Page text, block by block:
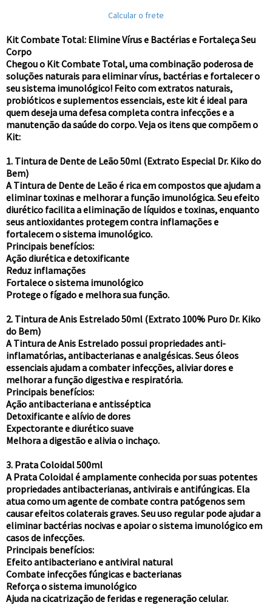
Calcular o frete
Kit Combate Total: Elimine Vírus e Bactérias e Fortaleça Seu
Corpo
Chegou o Kit Combate Total, uma combinação poderosa de
soluções naturais para eliminar vírus, bactérias e fortalecer o
seu sistema imunológico! Feito com extratos naturais,
probióticos e suplementos essenciais, este kit é ideal para
quem deseja uma defesa completa contra infecções e a
manutenção da saúde do corpo. Veja os itens que compõem o
Kit:
1. Tintura de Dente de Leão 50ml (Extrato Especial Dr. Kiko do
Bem)
A Tintura de Dente de Leão é rica em compostos que ajudam a
eliminar toxinas e melhorar a função imunológica. Seu efeito
diurético facilita a eliminação de líquidos e toxinas, enquanto
seus antioxidantes protegem contra inflamações e
fortalecem o sistema imunológico.
Principais benefícios:
Ação diurética e detoxificante
Reduz inflamações
Fortalece o sistema imunológico
Protege o fígado e melhora sua função.
2. Tintura de Anis Estrelado 50ml (Extrato 100% Puro Dr. Kiko
do Bem)
A Tintura de Anis Estrelado possui propriedades anti-
inflamatórias, antibacterianas e analgésicas. Seus óleos
essenciais ajudam a combater infecções, aliviar dores e
melhorar a função digestiva e respiratória.
Principais benefícios:
Ação antibacteriana e antisséptica
Detoxificante e alívio de dores
Expectorante e diurético suave
Melhora a digestão e alivia o inchaço.
3. Prata Coloidal 500ml
A Prata Coloidal é amplamente conhecida por suas potentes
propriedades antibacterianas, antivirais e antifúngicas. Ela
atua como um agente de combate contra patógenos sem
causar efeitos colaterais graves. Seu uso regular pode ajudar a
eliminar bactérias nocivas e apoiar o sistema imunológico em
casos de infecções.
Principais benefícios:
Efeito antibacteriano e antiviral natural
Combate infecções fúngicas e bacterianas
Reforça o sistema imunológico
Ajuda na cicatrização de feridas e regeneração celular.